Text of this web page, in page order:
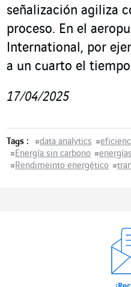
señalización agiliza
proceso. En el
International, por
a un cuarto el
17/04/2025
Tags : #data analytics #
#Energía sin carbono #
#Rendimeinto energético #